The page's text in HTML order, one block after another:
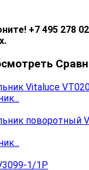
+7 495 278